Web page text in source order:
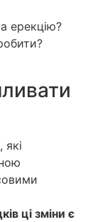
ерекцію?
які
ці зміни є